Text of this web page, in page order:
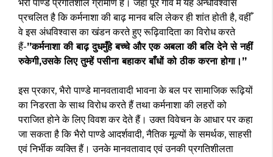
भैरो पाण्डे प्रगतिशील ग्रामीण है। जहाँ पूरे गाँव में यह अन्धविश्वास
प्रचलित है कि कर्मनाशा की बाढ़ मानव बलि लेकर ही शांत होती है, वहीँ
वे इस अंधविश्वास का खंडन करते हुए रूढ़िवादिता का विरोध करते
हैं-”कर्मनाशा की बाढ़ दुधमुँहे बच्चे और एक अबला की बलि देने से नहीं
रुकेगी,उसके लिए तुम्हें पसीना बहाकर बाँधों को ठीक करना होगा।”
इस प्रकार, भैरो पाण्डे मानवतावादी भावना के बल पर सामाजिक रूढ़ियों
का निडरता के साथ विरोध करते हैं तथा कर्मनाशा की लहरों को
पराजित होने के लिए विवश कर देते हैं। उक्त विवेचन के आधार पर कहा
जा सकता है कि भैरो पाण्डे आदर्शवादी, नैतिक मूल्यों के समर्थक, साहसी
एवं निर्भीक व्यक्ति हैं। उनके मानवतावाद एवं उनकी प्रगतिशीलता